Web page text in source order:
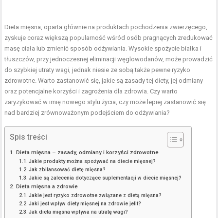
Dieta mięsna, oparta głównie na produktach pochodzenia zwierzęcego,
zyskuje coraz większą popularność wśród osób pragnących zredukować
masę ciała lub zmienić sposób odżywiania. Wysokie spożycie białka i
tłuszczów, przy jednoczesnej eliminacji węglowodanów, może prowadzić
do szybkiej utraty wagi, jednak niesie ze sobą także pewne ryzyko
zdrowotne. Warto zastanowić się, jakie są zasady tej diety, jej odmiany
oraz potencjalne korzyści i zagrożenia dla zdrowia. Czy warto
zaryzykować w imię nowego stylu życia, czy może lepiej zastanowić się
nad bardziej zrównoważonym podejściem do odżywiania?
Spis treści
Dieta mięsna – zasady, odmiany i korzyści zdrowotne
Jakie produkty można spożywać na diecie mięsnej?
Jak zbilansować dietę mięsna?
Jakie są zalecenia dotyczące suplementacji w diecie mięsnej?
Dieta mięsna a zdrowie
Jakie jest ryzyko zdrowotne związane z dietą mięsna?
Jaki jest wpływ diety mięsnej na zdrowie jelit?
Jak dieta mięsna wpływa na utratę wagi?